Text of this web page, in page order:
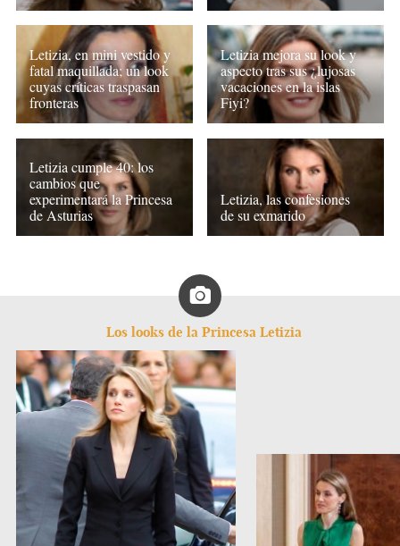
Letizia, en mini vestido y
fatal maquillada; un look
cuyas críticas traspasan
fronteras
Letizia mejora su look y
aspecto tras sus ¿lujosas
vacaciones en la islas
Fiyi?
Letizia cumple 40: los
cambios que
experimentará la Princesa
de Asturias
Letizia, las confesiones
de su exmarido
Los looks de la Princesa Letizia